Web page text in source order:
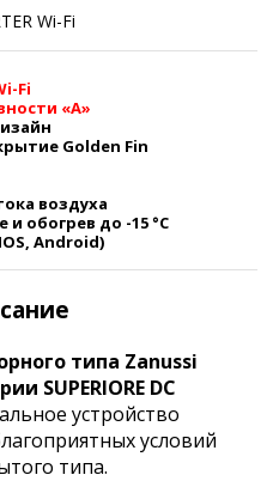
Wi-Fi
Fi
«A»
Golden Fin
воздуха
обогрев до -15 °C
Android)
типа Zanussi
SUPERIORE DC
устройство
условий
типа.